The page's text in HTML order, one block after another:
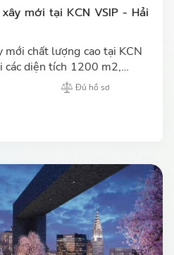
mới tại KCN VSIP - Hải
mới chất lượng cao tại KCN
các diện tích 1200 m2,
phòng với diện tích từ
Đủ hồ sơ